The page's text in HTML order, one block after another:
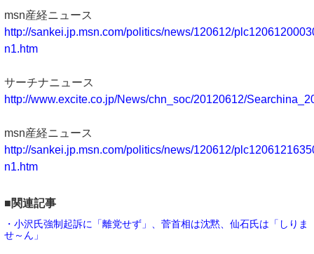
msn産経ニュース
http://sankei.jp.msn.com/politics/news/120612/
n1.htm
サーチナニュース
http://www.excite.co.jp/News/chn_soc/20120612/
msn産経ニュース
http://sankei.jp.msn.com/politics/news/120612/
n1.htm
■関連記事
・小沢氏強制起訴に「離党せず」、菅首相は沈黙、仙石氏は「しりま
せ～ん」